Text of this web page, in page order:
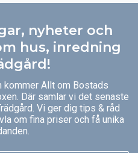
nyheter och
hus, inredning
kommer Allt om Bostads
Där samlar vi det senaste
Vi ger dig tips & råd
om fina priser och få unika